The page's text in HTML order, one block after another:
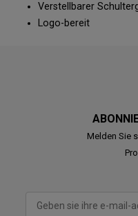
Verstellbarer
Logo-bereit
Melden Sie